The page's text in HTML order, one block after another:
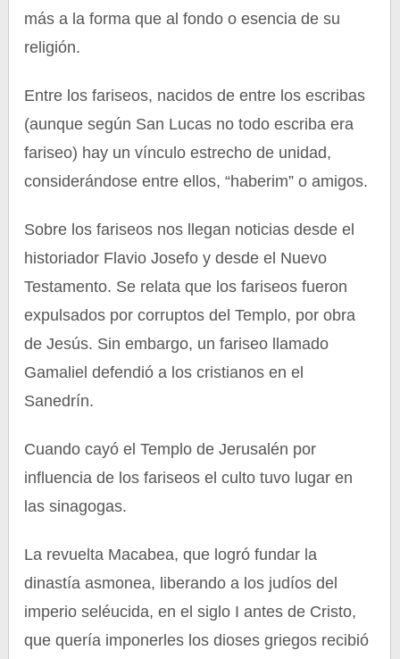
más a la forma que al fondo o esencia de su
religión.
Entre los fariseos, nacidos de entre los escribas
(aunque según San Lucas no todo escriba era
fariseo) hay un vínculo estrecho de unidad,
considerándose entre ellos, “haberim” o amigos.
Sobre los fariseos nos llegan noticias desde el
historiador Flavio Josefo y desde el Nuevo
Testamento. Se relata que los fariseos fueron
expulsados por corruptos del Templo, por obra
de Jesús. Sin embargo, un fariseo llamado
Gamaliel defendió a los cristianos en el
Sanedrín.
Cuando cayó el Templo de Jerusalén por
influencia de los fariseos el culto tuvo lugar en
las sinagogas.
La revuelta Macabea, que logró fundar la
dinastía asmonea, liberando a los judíos del
imperio seléucida, en el siglo I antes de Cristo,
que quería imponerles los dioses griegos recibió